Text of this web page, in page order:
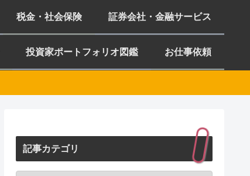
税金・社会保険 証券会社・金融サービス
投資家ポートフォリオ図鑑 お仕事依頼
記事カテゴリ